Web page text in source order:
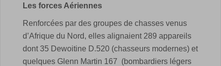
Les forces Aériennes
Renforcées par des groupes de chasses venus
d’Afrique du Nord, elles alignaient 289 appareils
dont 35 Dewoitine D.520 (chasseurs modernes) et
quelques Glenn Martin 167 (bombardiers légers